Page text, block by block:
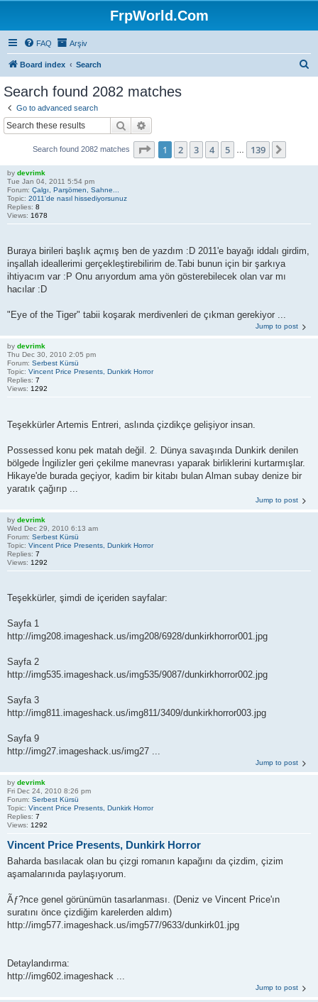
FrpWorld.Com
FAQ Arşiv
Board index Search
Search found 2082 matches
Go to advanced search
Search
Search found 2082 matches Page 1of 139
1 2 3 4 5 139
by devrimk
Tue Jan 04, 2011 5:54 pm
Forum: Çalgı, Parşömen, Sahne...
Topic: 2011'de nasıl hissediyorsunuz
Replies: 8
Views: 1678
Buraya birileri başlık açmış ben de yazdım :D 2011'e bayağı iddalı girdim,
inşallah ideallerimi gerçekleştirebilirim de.Tabi bunun için bir şarkıya
ihtiyacım var :P Onu arıyordum ama yön gösterebilecek olan var mı
hacılar :D
"Eye of the Tiger" tabii koşarak merdivenleri de çıkman gerekiyor ...
Jump to post
by devrimk
Thu Dec 30, 2010 2:05 pm
Forum: Serbest Kürsü
Topic: Vincent Price Presents, Dunkirk Horror
Replies: 7
Views: 1292
Teşekkürler Artemis Entreri, aslında çizdikçe gelişiyor insan.
Possessed konu pek matah değil. 2. Dünya savaşında Dunkirk denilen
bölgede İngilizler geri çekilme manevrası yaparak birliklerini kurtarmışlar.
Hikaye'de burada geçiyor, kadim bir kitabı bulan Alman subay denize bir
yaratık çağırıp ...
Jump to post
by devrimk
Wed Dec 29, 2010 6:13 am
Forum: Serbest Kürsü
Topic: Vincent Price Presents, Dunkirk Horror
Replies: 7
Views: 1292
Teşekkürler, şimdi de içeriden sayfalar:
Sayfa 1
http://img208.imageshack.us/img208/6928/dunkirkhorror001.jpg
Sayfa 2
http://img535.imageshack.us/img535/9087/dunkirkhorror002.jpg
Sayfa 3
http://img811.imageshack.us/img811/3409/dunkirkhorror003.jpg
Sayfa 9
http://img27.imageshack.us/img27 ...
Jump to post
by devrimk
Fri Dec 24, 2010 8:26 pm
Forum: Serbest Kürsü
Topic: Vincent Price Presents, Dunkirk Horror
Replies: 7
Views: 1292
Vincent Price Presents, Dunkirk Horror
Baharda basılacak olan bu çizgi romanın kapağını da çizdim, çizim
aşamalarınıda paylaşıyorum.
Ãƒ?nce genel görünümün tasarlanması. (Deniz ve Vincent Price'ın
suratını önce çizdiğim karelerden aldım)
http://img577.imageshack.us/img577/9633/dunkirk01.jpg
Detaylandırma:
http://img602.imageshack ...
Jump to post